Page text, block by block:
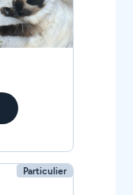
Particulier